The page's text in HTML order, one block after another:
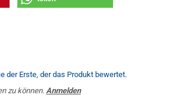
der Erste, der das Produkt bewertet.
zu können. Anmelden